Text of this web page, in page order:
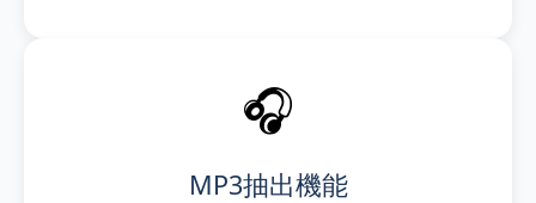
🎧
MP3抽出機能